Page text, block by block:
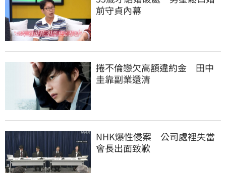
前守貞內幕
捲不倫戀欠高額違約金　田中
圭靠副業還清
NHK爆性侵案　公司處裡失當
會長出面致歉